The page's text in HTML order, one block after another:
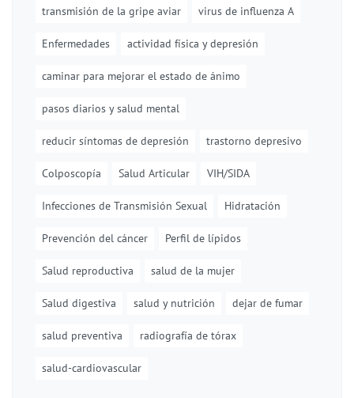
transmisión de la gripe aviar virus de influenza A
Enfermedades actividad física y depresión
caminar para mejorar el estado de ánimo
pasos diarios y salud mental
reducir síntomas de depresión trastorno depresivo
Colposcopía Salud Articular VIH/SIDA
Infecciones de Transmisión Sexual Hidratación
Prevención del cáncer Perfil de lípidos
Salud reproductiva salud de la mujer
Salud digestiva salud y nutrición dejar de fumar
salud preventiva radiografía de tórax
salud-cardiovascular